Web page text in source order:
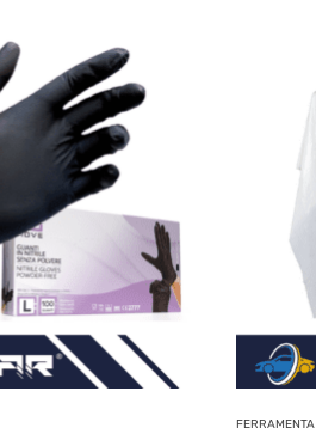
FERRAMENTA